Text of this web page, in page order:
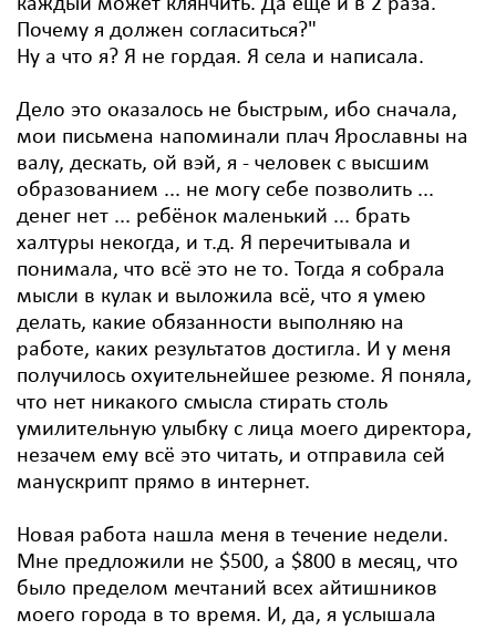
каждый может клянчить. Да ещё и в 2 раза.
Почему я должен согласиться?"
Ну а что я? Я не гордая. Я села и написала.
Дело это оказалось не быстрым, ибо сначала,
мои письмена напоминали плач Ярославны на
валу, дескать, ой вэй, я - человек с высшим
образованием ... не могу себе позволить ...
денег нет ... ребёнок маленький ... брать
халтуры некогда, и т.д. Я перечитывала и
понимала, что всё это не то. Тогда я собрала
мысли в кулак и выложила всё, что я умею
делать, какие обязанности выполняю на
работе, каких результатов достигла. И у меня
получилось охуительнейшее резюме. Я поняла,
что нет никакого смысла стирать столь
умилительную улыбку с лица моего директора,
незачем ему всё это читать, и отправила сей
манускрипт прямо в интернет.
Новая работа нашла меня в течение недели.
Мне предложили не $500, а $800 в месяц, что
было пределом мечтаний всех айтишников
моего города в то время. И, да, я услышала